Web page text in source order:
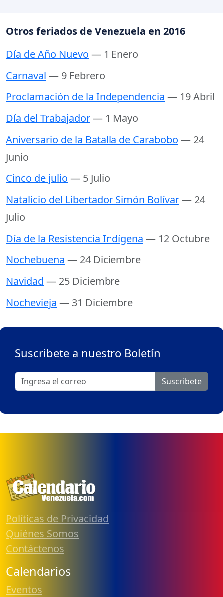
Otros feriados de Venezuela en 2016
Día de Año Nuevo — 1 Enero
Carnaval — 9 Febrero
Proclamación de la Independencia — 19 Abril
Día del Trabajador— 1 Mayo
Aniversario de la Batalla de Carabobo — 24
Junio
Cinco de julio — 5 Julio
Natalicio del Libertador Simón Bolívar— 24
Julio
Día de la Resistencia Indígena — 12 Octubre
Nochebuena — 24 Diciembre
Navidad — 25 Diciembre
Nochevieja — 31 Diciembre
Suscribete a nuestro Boletín
Suscribete
Políticas de Privacidad
Quiénes Somos
Contáctenos
Calendarios
Eventos